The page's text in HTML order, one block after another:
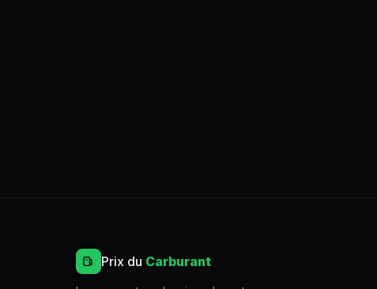
Prix du Carburant